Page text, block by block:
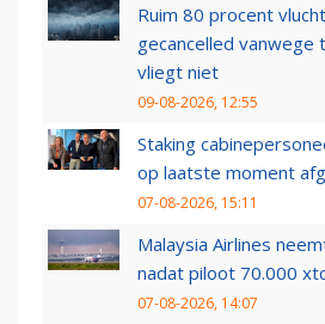
Ruim 80 procent
gecancelled vanwege
vliegt niet
09-08-2026, 12:55
Staking
op laatste moment
07-08-2026, 15:11
Malaysia Airlines
nadat piloot 70.000
07-08-2026, 14:07